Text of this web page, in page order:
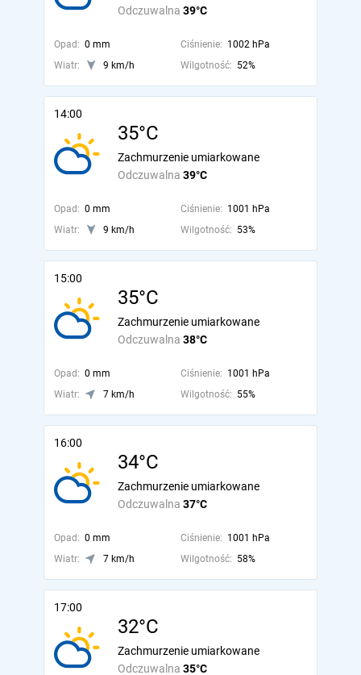
Odczuwalna 39°C
Opad: 0 mm Ciśnienie: 1002 hPa
Wiatr:
9 km/h Wilgotność: 52%
14:00
35°C
Odczuwalna 39°C
Zachmurzenie umiarkowane
Opad: 0 mm Ciśnienie: 1001 hPa
Wiatr:
9 km/h Wilgotność: 53%
15:00
35°C
Odczuwalna 38°C
Zachmurzenie umiarkowane
Opad: 0 mm Ciśnienie: 1001 hPa
Wiatr:
7 km/h Wilgotność: 55%
16:00
34°C
Odczuwalna 37°C
Zachmurzenie umiarkowane
Opad: 0 mm Ciśnienie: 1001 hPa
Wiatr:
7 km/h Wilgotność: 58%
17:00
32°C
Odczuwalna 35°C
Zachmurzenie umiarkowane